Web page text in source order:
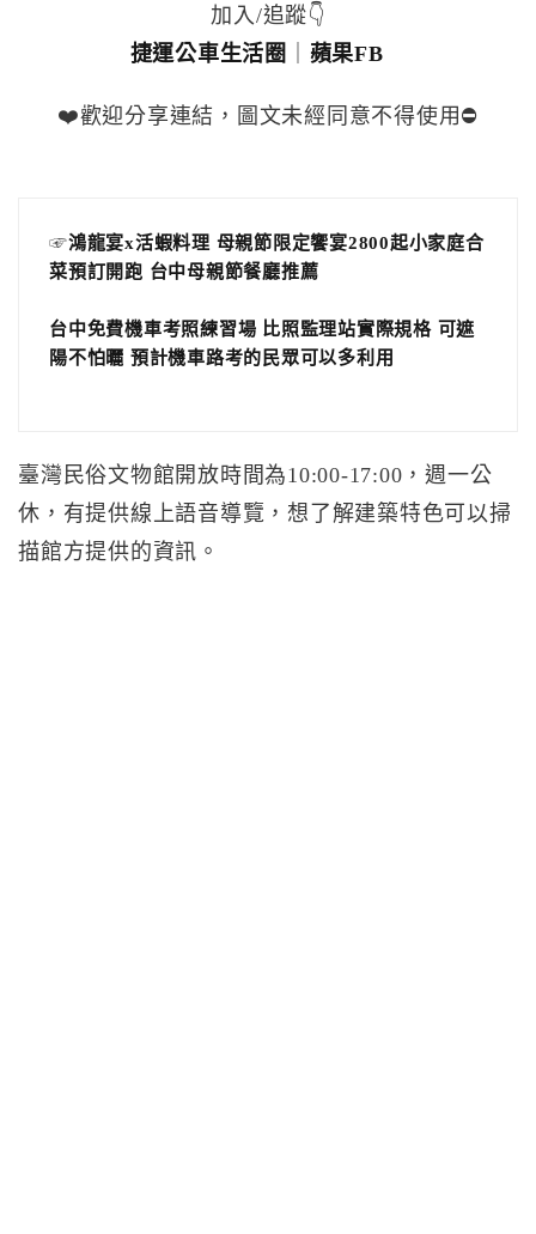
加入/追蹤👇
捷運公車生活圈
蘋果FB
❤️歡迎分享連結，圖文未經同意不得使用⛔️
☞鴻龍宴x活蝦料理 母親節限定饗宴2800起小家庭合
菜預訂開跑 台中母親節餐廳推薦
台中免費機車考照練習場 比照監理站實際規格 可遮
陽不怕曬 預計機車路考的民眾可以多利用
臺灣民俗文物館開放時間為10:00-17:00，週一公
休，有提供線上語音導覽，想了解建築特色可以掃
描館方提供的資訊。